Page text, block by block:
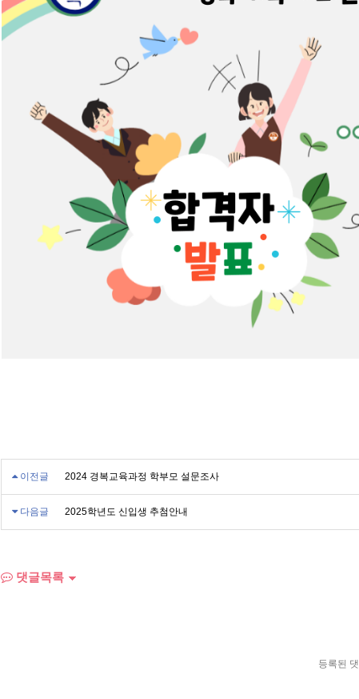
이전글 2024 경복교육과정 학부모 설문조사
다음글 2025학년도 신입생 추첨안내
댓글목록
등록된